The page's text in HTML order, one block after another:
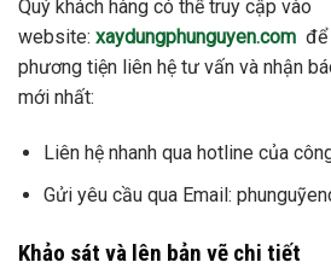
Quý khách hàng có thể truy cập vào
website: xaydungphunguyen.com để
phương tiện liên hệ tư vấn và nhận
mới nhất:
Liên hệ nhanh qua hotline của
Gửi yêu cầu qua Email:
Khảo sát và lên bản vẽ chi tiết